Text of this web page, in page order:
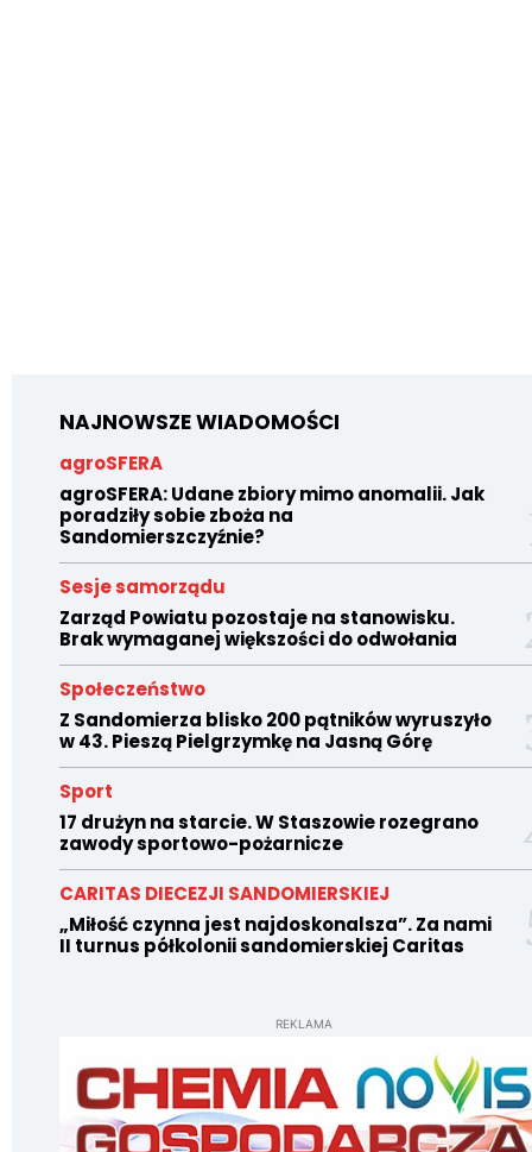
NAJNOWSZE WIADOMOŚCI
agroSFERA
agroSFERA: Udane zbiory mimo anomalii. Jak
poradziły sobie zboża na
Sandomierszczyźnie?
Sesje samorządu
Zarząd Powiatu pozostaje na stanowisku.
Brak wymaganej większości do odwołania
Społeczeństwo
Z Sandomierza blisko 200 pątników wyruszyło
w 43. Pieszą Pielgrzymkę na Jasną Górę
Sport
17 drużyn na starcie. W Staszowie rozegrano
zawody sportowo-pożarnicze
CARITAS DIECEZJI SANDOMIERSKIEJ
„Miłość czynna jest najdoskonalsza”. Za nami
II turnus półkolonii sandomierskiej Caritas
REKLAMA